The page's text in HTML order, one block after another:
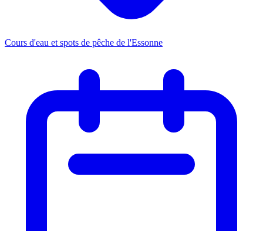
Cours d'eau et spots de pêche de l'Essonne